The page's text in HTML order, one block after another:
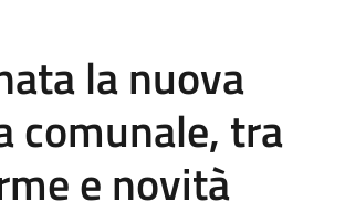
la nuova
comunale, tra
e novità